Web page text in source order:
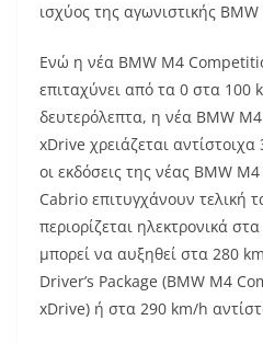
ισχύος της αγωνιστικής
Ενώ η νέα BMW M4
επιταχύνει από τα 0 στα 100
δευτερόλεπτα, η νέα BMW
xDrive χρειάζεται
οι εκδόσεις της νέας BMW
Cabrio επιτυγχάνουν τελική
περιορίζεται ηλεκτρονικά
μπορεί να αυξηθεί στα 280
Driver’s Package (BMW M4
xDrive) ή στα 290 km/h